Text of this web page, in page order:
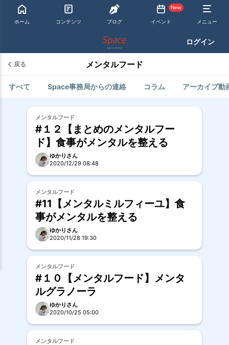
ホーム コンテンツ ブログ
New
イベント メニュー
ログイン
戻る メンタルフード
すべて Space事務局からの連絡 コラム アーカイブ動
メンタルフード
#１２【まとめのメンタルフー
ド】食事がメンタルを整える
ゆかりさん
2020/12/29 08:48
メンタルフード
#11【メンタルミルフィーユ】食
事がメンタルを整える
ゆかりさん
2020/11/28 19:30
メンタルフード
#１０【メンタルフード】メンタ
ルグラノーラ
ゆかりさん
2020/10/25 05:00
メンタルフード